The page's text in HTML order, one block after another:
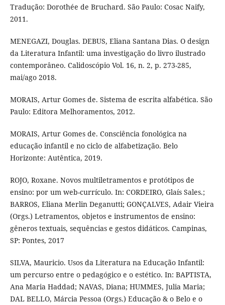
Tradução: Dorothée de Bruchard. São Paulo: Cosac Naify,
2011.
MENEGAZI, Douglas. DEBUS, Eliana Santana Dias. O design
da Literatura Infantil: uma investigação do livro ilustrado
contemporâneo. Calidoscópio Vol. 16, n. 2, p. 273-285,
mai/ago 2018.
MORAIS, Artur Gomes de. Sistema de escrita alfabética. São
Paulo: Editora Melhoramentos, 2012.
MORAIS, Artur Gomes de. Consciência fonológica na
educação infantil e no ciclo de alfabetização. Belo
Horizonte: Autêntica, 2019.
ROJO, Roxane. Novos multiletramentos e protótipos de
ensino: por um web-currículo. In: CORDEIRO, Glaís Sales.;
BARROS, Eliana Merlin Deganutti; GONÇALVES, Adair Vieira
(Orgs.) Letramentos, objetos e instrumentos de ensino:
gêneros textuais, sequências e gestos didáticos. Campinas,
SP: Pontes, 2017
SILVA, Mauricio. Usos da Literatura na Educação Infantil:
um percurso entre o pedagógico e o estético. In: BAPTISTA,
Ana Maria Haddad; NAVAS, Diana; HUMMES, Julia Maria;
DAL BELLO, Márcia Pessoa (Orgs.) Educação & o Belo e o